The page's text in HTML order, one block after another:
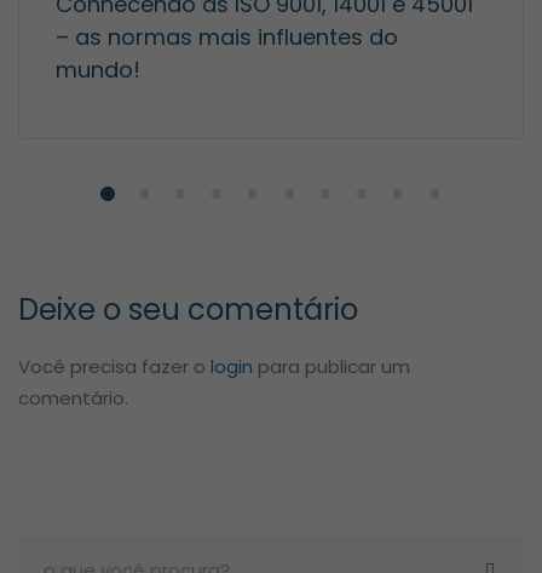
– as normas mais influentes do
mundo!
Deixe o seu comentário
Você precisa fazer o login para publicar um
comentário.